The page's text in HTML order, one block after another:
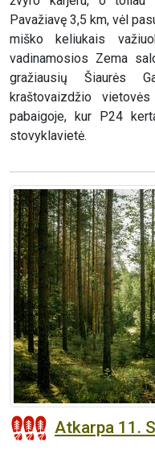
Pavažiavę 3,5 km, vėl
miško keliukais
vadinamosios Zema
gražiausių Šiaurės
kraštovaizdžio
pabaigoje, kur P24
stovyklavietė.
Atkarpa 11.